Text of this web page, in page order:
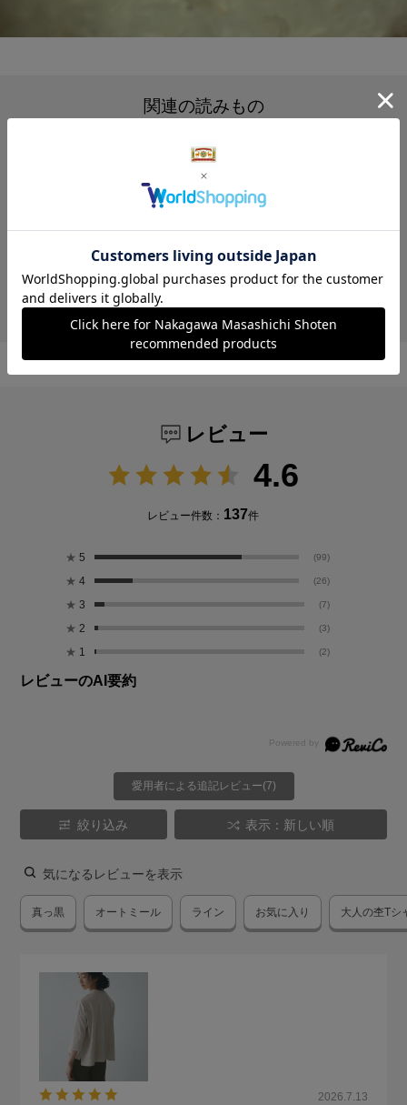
関連の読みもの
品よく着られる定番の一
枚。大人ための、杢Tシャツ
レビュー
4.6
レビュー件数： 137件
★ 5 (99)
★ 4 (26)
★ 3 (7)
★ 2 (3)
★ 1 (2)
レビューのAI要約
愛用者による追記レビュー(7)
絞り込み 表示：新しい順
気になるレビューを表示
真っ黒 オートミール ライン お気に入り 大人の杢Tシ
2026.7.13